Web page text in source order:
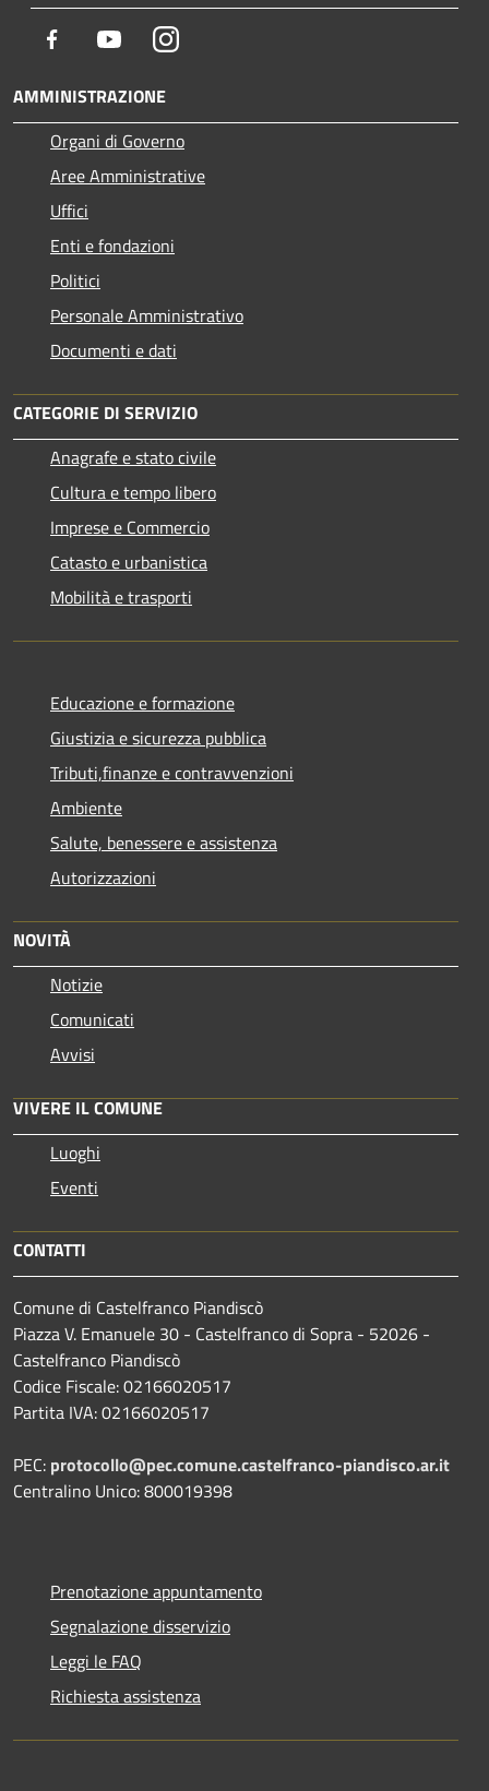
Facebook YoutubeInstagram
AMMINISTRAZIONE
Organi di Governo
Aree Amministrative
Uffici
Enti e fondazioni
Politici
Personale Amministrativo
Documenti e dati
CATEGORIE DI SERVIZIO
Anagrafe e stato civile
Cultura e tempo libero
Imprese e Commercio
Catasto e urbanistica
Mobilità e trasporti
Educazione e formazione
Giustizia e sicurezza pubblica
Tributi,finanze e contravvenzioni
Ambiente
Salute, benessere e assistenza
Autorizzazioni
NOVITÀ
Notizie
Comunicati
Avvisi
VIVERE IL COMUNE
Luoghi
Eventi
CONTATTI
Comune di Castelfranco Piandiscò
Piazza V. Emanuele 30 - Castelfranco di Sopra - 52026 -
Castelfranco Piandiscò
Codice Fiscale: 02166020517
Partita IVA: 02166020517
PEC: protocollo@pec.comune.castelfranco-piandisco.ar.it
Centralino Unico: 800019398
Prenotazione appuntamento
Segnalazione disservizio
Leggi le FAQ
Richiesta assistenza